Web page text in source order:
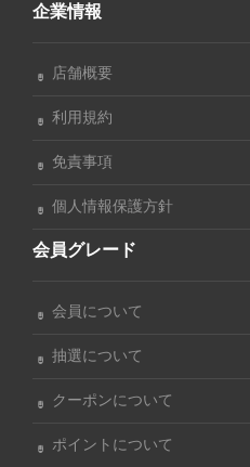
企業情報
店舗概要
利用規約
免責事項
個人情報保護方針
会員グレード
会員について
抽選について
クーポンについて
ポイントについて